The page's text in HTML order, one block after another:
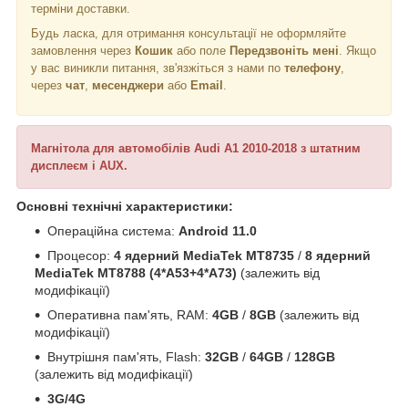
терміни доставки.
Будь ласка, для отримання консультації не оформляйте
замовлення через Кошик або поле Передзвоніть мені . Якщо
у вас виникли питання, зв'язжіться з нами по телефону
через чат месенджери або Email
Магнітола для автомобілів Audi A1 2010-2018 з штатним
дисплеєм і AUX.
Основні технічні характеристики:
Операційна система: Android 11.0
Процесор: 4 ядерний MediaTek MT8735 / 8 ядерний
MediaTek MT8788 (4*A53+4*A73) (залежить від
модифікації)
Оперативна пам'ять, RAM: 4GB / 8GB (залежить від
модифікації)
Внутрішня пам'ять, Flash: 32GB / 64GB / 128GB
(залежить від модифікації)
3G/4G